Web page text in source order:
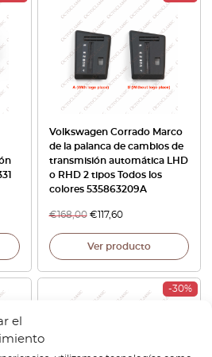
el
Volkswagen Corrado Marco
de la palanca de cambios de
transmisión automática LHD
o RHD 2 tipos Todos los
colores 535863209A
€168,00 € 117,60
Ver producto
-30%